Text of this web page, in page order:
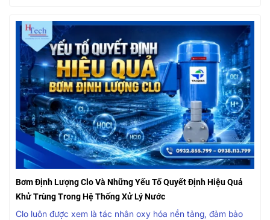
Bơm Định Lượng Clo Và Những Yếu Tố Quyết Định Hiệu Quả
Khử Trùng Trong Hệ Thống Xử Lý Nước
Clo luôn được xem là tác nhân oxy hóa nền tảng, đảm bảo